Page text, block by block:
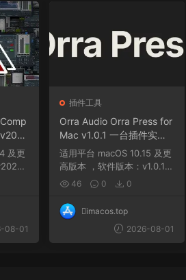
制作
到母
08-01
插件工具
Orra Audio Orra Press for
Mac v1.0.1 一台插件实现
多种压缩效果组合
适用平台 macOS 10.15 及更
高版本 ，软件版本：v1.0.1
，架构：ARM、x86（6...
46 0 0
imacos.top
2026-08-01